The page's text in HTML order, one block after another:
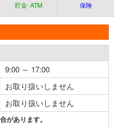
貯金･ATM 保険
9:00 ～ 17:00
お取り扱いしません
お取り扱いしません
があります。